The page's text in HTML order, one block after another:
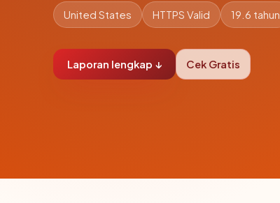
United States HTTPS Valid 19.6 tahun
Laporan lengkap ↓ Cek Gratis